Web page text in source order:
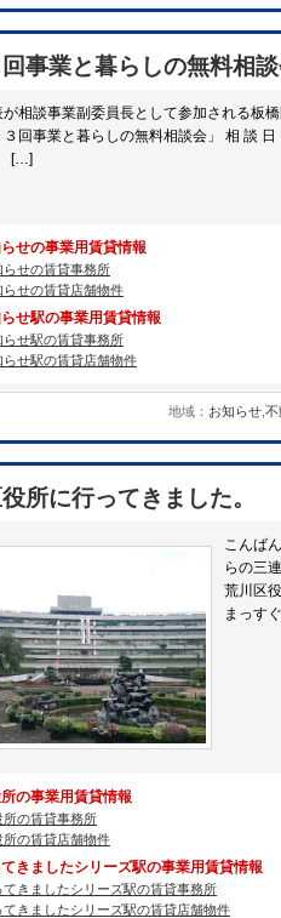
事業と暮らしの無料相
相談事業副委員長として参加される板
回事業と暮らしの無料相談会」 相 談
[…]
せの事業用賃貸情報
らせの賃貸事務所
らせの賃貸店舗物件
せ駅の事業用賃貸情報
らせ駅の賃貸事務所
らせ駅の賃貸店舗物件
地域： お知らせ 不
所に行ってきました。
こんば
らの三
荒川区
まっす
の事業用賃貸情報
所の賃貸事務所
所の賃貸店舗物件
きましたシリーズ駅の事業用賃貸情報
てきましたシリーズ駅の賃貸事務所
てきましたシリーズ駅の賃貸店舗物件